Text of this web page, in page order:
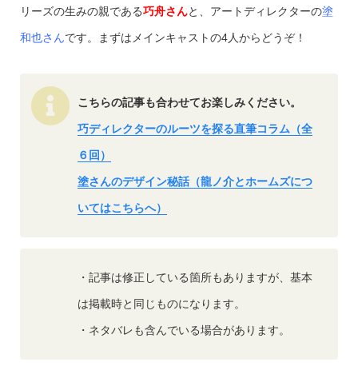
リーズの生みの親である巧舟さんと、アートディレクターの塗
和也さんです。まずはメインキャストの4人からどうぞ！
こちらの記事も合わせてお楽しみください。
巧ディレクターのルーツを探る直筆コラム（全
６回）
塗さんのデザイン秘話（龍ノ介とホームズにつ
いてはこちらへ）
・記事は修正している箇所もありますが、基本
は掲載時と同じものになります。
・ネタバレも含んでいる場合があります。